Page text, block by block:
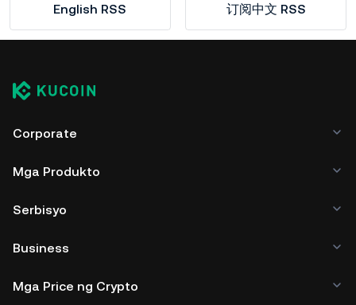
English RSS 订阅中文 RSS
Corporate
Mga Produkto
Serbisyo
Business
Mga Price ng Crypto